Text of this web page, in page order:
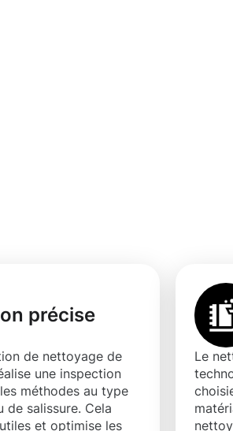
précise
de nettoyage de
une inspection
méthodes au type
de salissure. Cela
et optimise les
Le